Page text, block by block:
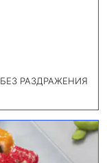
РАЗДРАЖЕНИЯ